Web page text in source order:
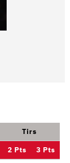
Tirs
2 Pts 3 Pts